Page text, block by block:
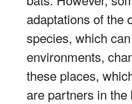
adaptations of the
species, which
environments,
these places,
are partners in